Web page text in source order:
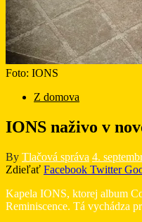
Foto: IONS
Z domova
IONS naživo v
By Tlačová správa 4.
Zdieľať Facebook Twitter
Kapela IONS, ktorej album
Reminiscence. Tá vychádza